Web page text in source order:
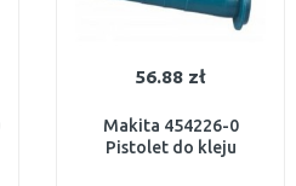
56.88 zł
Makita 454226-0
Pistolet do kleju